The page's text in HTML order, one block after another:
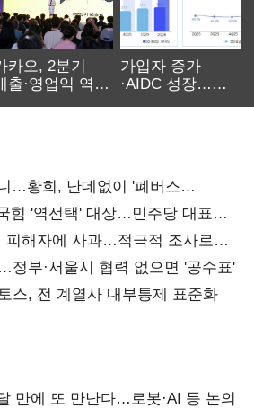
카오, 2분기
출·영업익 역대
가입자 증가
·AIDC 성장…
…황희, 난데없이 '폐버스
힘 '역선택' 대상…민주당 대표로
피해자에 사과…적극적 조사로
정부·서울시 협력 없으면 '공수표'
스, 전 계열사 내부통제 표준화
만에 또 만난다…로봇·AI 등 논의